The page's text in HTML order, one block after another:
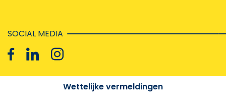
SOCIAL MEDIA
Wettelijke vermeldingen